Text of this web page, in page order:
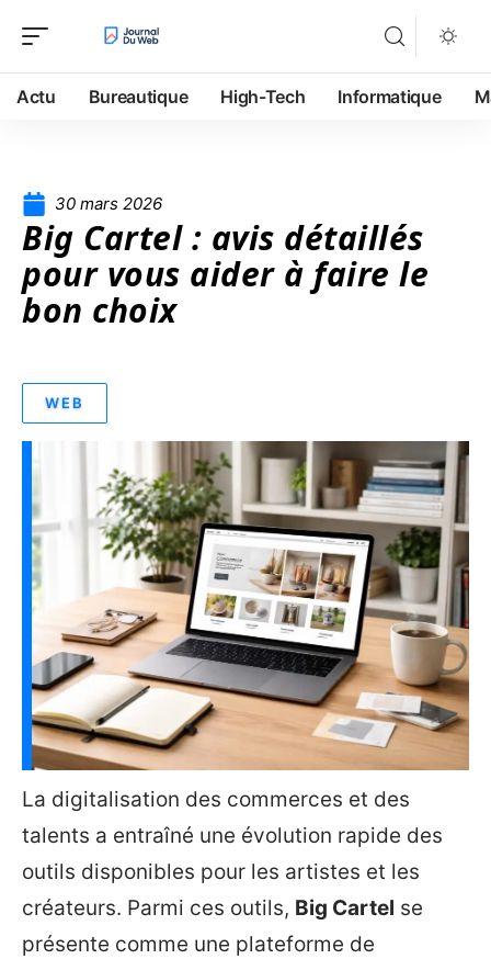
Actu Bureautique High-Tech Informatique
30 mars 2026
Big Cartel : avis détaillés
pour vous aider à faire le
bon choix
WEB
La digitalisation des commerces et des
talents a entraîné une évolution rapide des
outils disponibles pour les artistes et les
créateurs. Parmi ces outils, Big Cartel se
présente comme une plateforme de